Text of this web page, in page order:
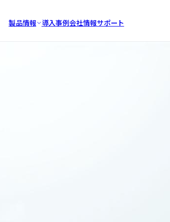
製品情報 導入事例会社情報サポート